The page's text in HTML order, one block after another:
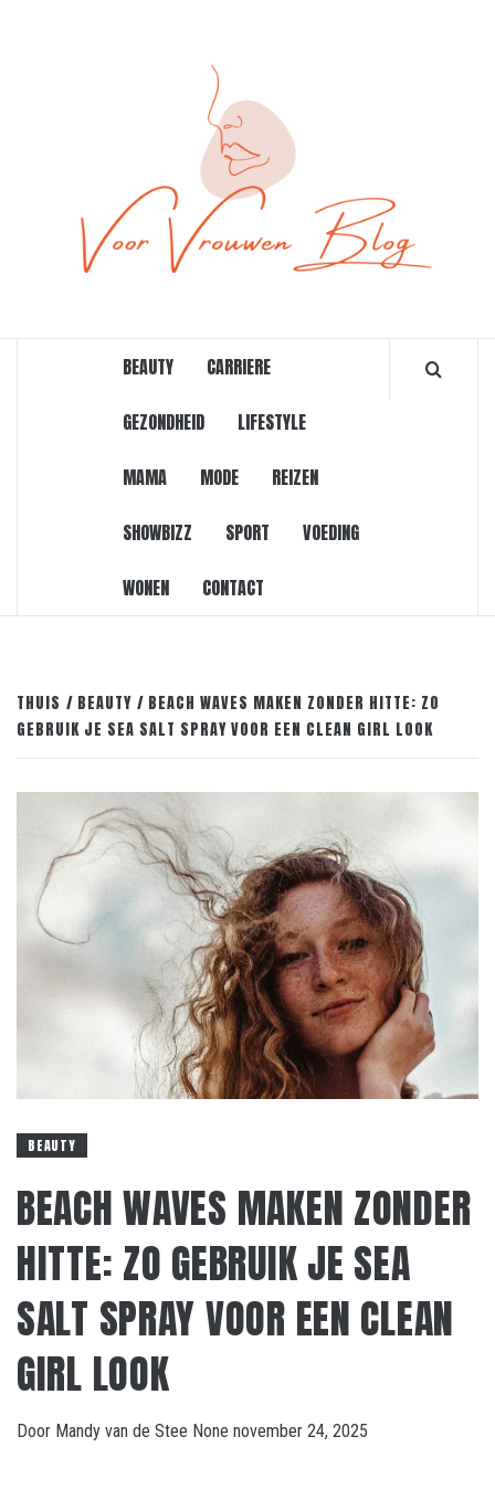
BEAUTY CARRIERE
GEZONDHEID LIFESTYLE
MAMA MODE REIZEN
SHOWBIZZ SPORT VOEDING
WONEN CONTACT
THUIS BEAUTY
BEACH WAVES MAKEN ZONDER HITTE: ZO
GEBRUIK JE SEA SALT SPRAY VOOR EEN CLEAN GIRL LOOK
BEAUTY
BEACH WAVES MAKEN ZONDER
HITTE: ZO GEBRUIK JE SEA
SALT SPRAY VOOR EEN CLEAN
GIRL LOOK
Door Mandy van de Stee None november 24, 2025